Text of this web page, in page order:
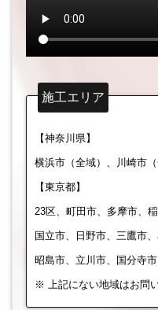
施工エリア
【神奈川県】
横浜市（全域）、川崎市（
【東京都】
23区、町田市、多摩市、
国立市、日野市、三鷹市
昭島市、立川市、国分寺市
※ 上記にない地域はお問